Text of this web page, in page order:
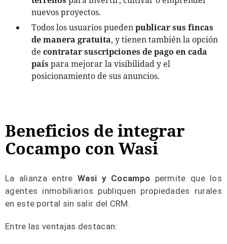
nuevos proyectos.
Todos los usuarios puedenpublicar sus fincas
de manera gratuita, y tienen también la opción
de contratar suscripciones de pago en cada
país para mejorar la visibilidad y el
posicionamiento de sus anuncios.
Beneficios de integrar
Cocampo con Wasi
La alianza entreWasi y Cocampo permite que los
agentes inmobiliarios publiquen propiedades rurales
en este portal sin salir del CRM.
Entre las ventajas destacan: